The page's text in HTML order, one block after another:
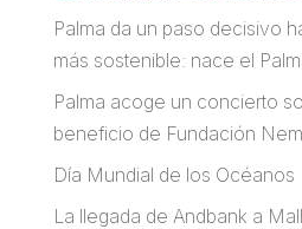
Palma da un paso decisivo
más sostenible: nace el
Palma acoge un concierto
beneficio de Fundación
Día Mundial de los Océanos
La llegada de Andbank a